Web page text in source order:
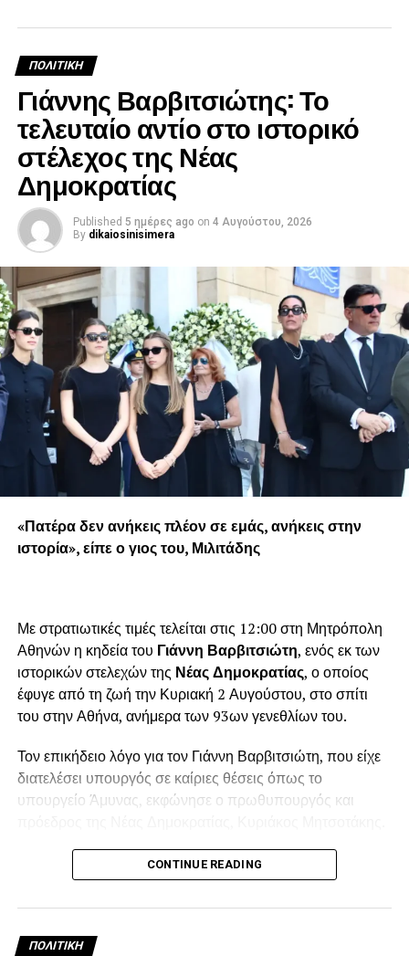
ΠΟΛΙΤΙΚΉ
Γιάννης Βαρβιτσιώτης: Το
τελευταίο αντίο στο ιστορικό
στέλεχος της Νέας
Δημοκρατίας
Published 5 ημέρες ago on 4 Αυγούστου, 2026
By dikaiosinisimera
«Πατέρα δεν ανήκεις πλέον σε εμάς, ανήκεις στην
ιστορία», είπε ο γιος του, Μιλιτάδης
Με στρατιωτικές τιμές τελείται στις 12:00 στη Μητρόπολη
Αθηνών η κηδεία του Γιάννη Βαρβιτσιώτη, ενός εκ των
ιστορικών στελεχών της Νέας Δημοκρατίας, ο οποίος
έφυγε από τη ζωή την Κυριακή 2 Αυγούστου, στο σπίτι
του στην Αθήνα, ανήμερα των 93ων γενεθλίων του.
Τον επικήδειο λόγο για τον Γιάννη Βαρβιτσιώτη, που είχε
διατελέσει υπουργός σε καίριες θέσεις όπως το
υπουργείο Άμυνας, εκφώνησε ο πρωθυπουργός και
Λίγο πριν τη μία το μεσημέρι, ολοκληρώθηκε η εξόδιος
ακολουθία και στο βήμα ανέβηκε ο πρωθυπουργός
Κυριάκος Μητσοτάκης για να εκφωνήσει τον επικήδειο
CONTINUE READING
ΠΟΛΙΤΙΚΉ